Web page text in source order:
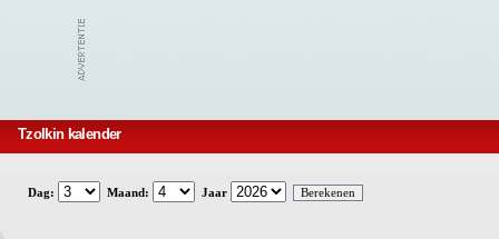
Tzolkin kalender
Dag: Maand: Jaar